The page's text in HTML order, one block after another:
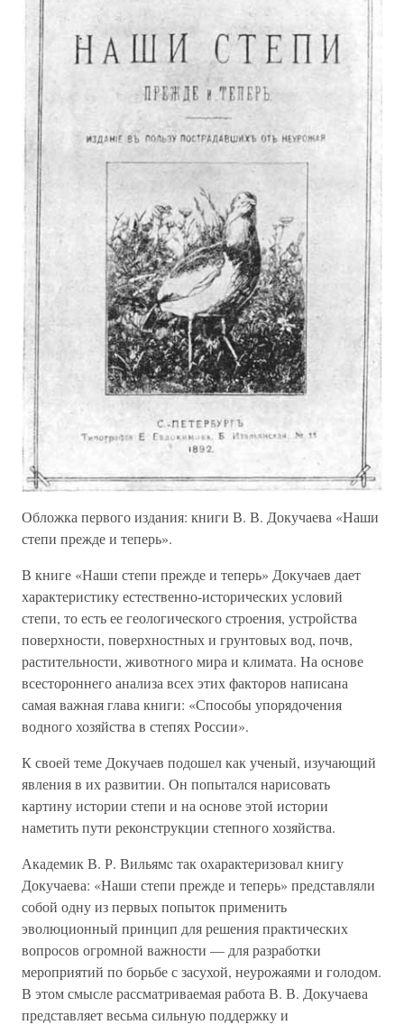
Обложка первого издания: книги В. В. Докучаева «Наши
степи прежде и теперь».
В книге «Наши степи прежде и теперь» Докучаев дает
характеристику естественно-исторических условий
степи, то есть ее геологического строения, устройства
поверхности, поверхностных и грунтовых вод, почв,
растительности, животного мира и климата. На основе
всестороннего анализа всех этих факторов написана
самая важная глава книги: «Способы упорядочения
водного хозяйства в степях России».
К своей теме Докучаев подошел как ученый, изучающий
явления в их развитии. Он попытался нарисовать
картину истории степи и на основе этой истории
наметить пути реконструкции степного хозяйства.
Академик В. Р. Вильямc так охарактеризовал книгу
Докучаева: «Наши степи прежде и теперь» представляли
собой одну из первых попыток применить
эволюционный принцип для решения практических
вопросов огромной важности — для разработки
мероприятий по борьбе с засухой, неурожаями и голодом.
В этом смысле рассматриваемая работа В. В. Докучаева
представляет весьма сильную поддержку и